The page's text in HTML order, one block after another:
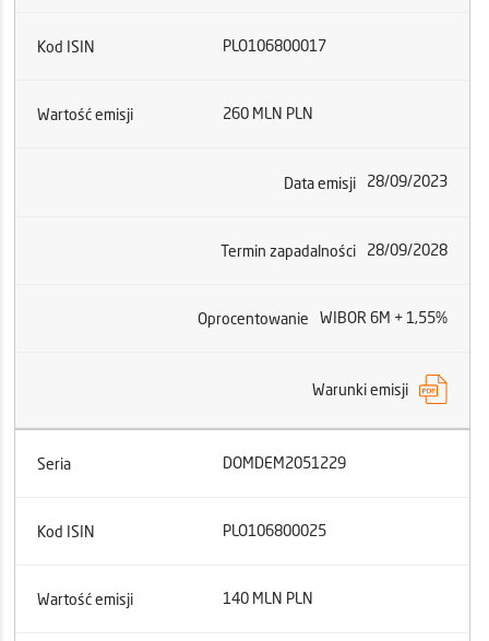
Kod ISIN PLO106800017
Wartość emisji 260 MLN PLN
Data emisji 28/09/2023
Termin zapadalności 28/09/2028
Oprocentowanie WIBOR 6M + 1,55%
Warunki emisji
Seria DOMDEM2051229
Kod ISIN PLO106800025
Wartość emisji 140 MLN PLN